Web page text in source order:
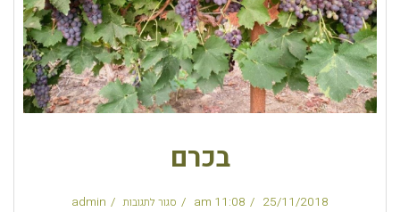
בכרם
25/11/2018
11:08 am סגור לתגובות admin